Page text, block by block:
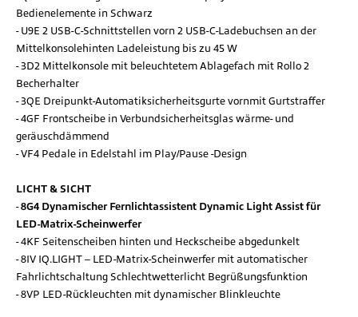
Bedienelemente in Schwarz
U9E 2 USB-C-Schnittstellen vorn 2 USB-C-Ladebuchsen an der
Mittelkonsolehinten Ladeleistung bis zu 45 W
3D2 Mittelkonsole mit beleuchtetem Ablagefach mit Rollo 2
Becherhalter
3QE Dreipunkt-Automatiksicherheitsgurte vornmit Gurtstraffer
4GF Frontscheibe in Verbundsicherheitsglas wärme- und
geräuschdämmend
VF4 Pedale in Edelstahl im Play/Pause -Design
LICHT & SICHT
8G4 Dynamischer Fernlichtassistent Dynamic Light Assist für
LED-Matrix-Scheinwerfer
4KF Seitenscheiben hinten und Heckscheibe abgedunkelt
8IV IQ.LIGHT – LED-Matrix-Scheinwerfer mit automatischer
Fahrlichtschaltung Schlechtwetterlicht Begrüßungsfunktion
8VP LED-Rückleuchten mit dynamischer Blinkleuchte